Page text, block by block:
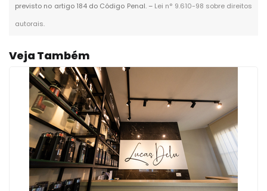
previsto no artigo 184 do Código Penal. – Lei n° 9.610-98 sobre direitos
autorais.
Veja Também